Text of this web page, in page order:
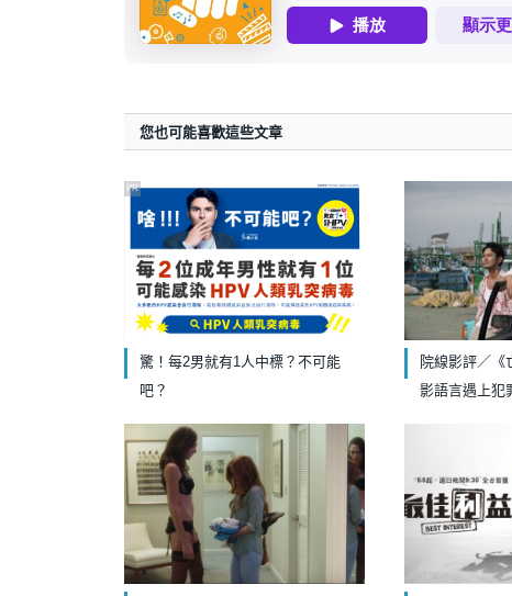
您也可能喜歡這些文章
驚！每2男就有1人中標？不可能
吧？
PR
院線影評／《
影語言遇上犯